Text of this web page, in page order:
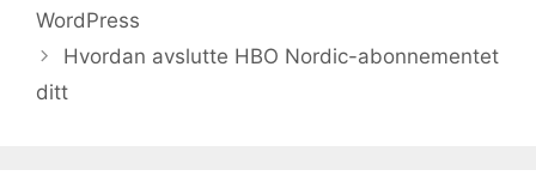
WordPress
Hvordan avslutte HBO Nordic-abonnementet
ditt